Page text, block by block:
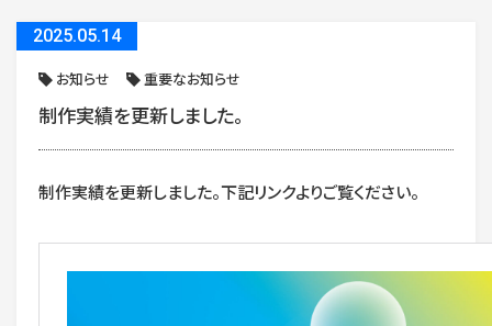
2025.05.14
お知らせ 重要なお知らせ
制作実績を更新しました。
制作実績を更新しました。下記リンクよりご覧ください。